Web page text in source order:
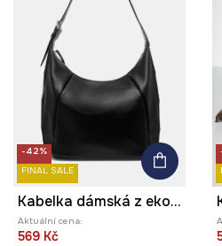
-42%
FINAL SALE
Kabelka dámská z ekokůže
Aktuální cena:
569 Kč